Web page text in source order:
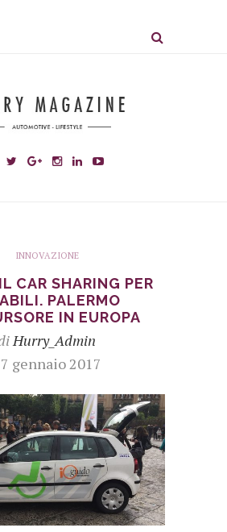
INNOVAZIONE
CAR SHARING PER
PALERMO
IN EUROPA
Hurry_Admin
gennaio 2017